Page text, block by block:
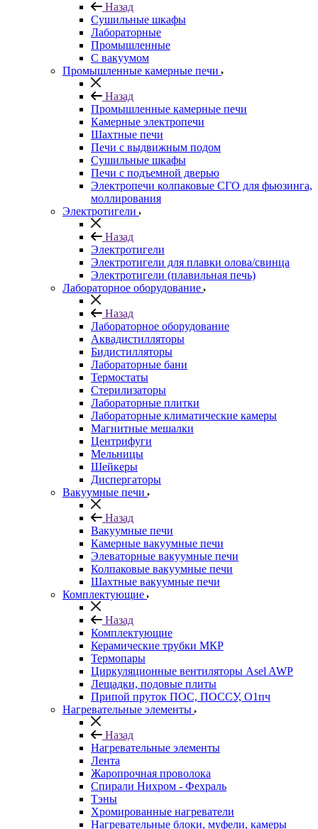
Назад
Сушильные шкафы
Лабораторные
Промышленные
С вакуумом
Промышленные камерные печи
Назад
Промышленные камерные печи
Камерные электропечи
Шахтные печи
Печи с выдвижным подом
Сушильные шкафы
Печи с подъемной дверью
Электропечи колпаковые СГО для фьюзинга,
моллирования
Электротигели
Назад
Электротигели
Электротигели для плавки олова/свинца
Электротигели (плавильная печь)
Лабораторное оборудование
Назад
Лабораторное оборудование
Аквадистилляторы
Бидистилляторы
Лабораторные бани
Термостаты
Стерилизаторы
Лабораторные плитки
Лабораторные климатические камеры
Магнитные мешалки
Центрифуги
Мельницы
Шейкеры
Диспергаторы
Вакуумные печи
Назад
Вакуумные печи
Камерные вакуумные печи
Элеваторные вакуумные печи
Колпаковые вакуумные печи
Шахтные вакуумные печи
Комплектующие
Назад
Комплектующие
Керамические трубки МКР
Термопары
Циркуляционные вентиляторы Asel AWP
Лещадки, подовые плиты
Припой пруток ПОС, ПОССУ, О1пч
Нагревательные элементы
Назад
Нагревательные элементы
Лента
Жаропрочная проволока
Спирали Нихром - Фехраль
Тэны
Хромированные нагреватели
Нагревательные блоки, муфели, камеры